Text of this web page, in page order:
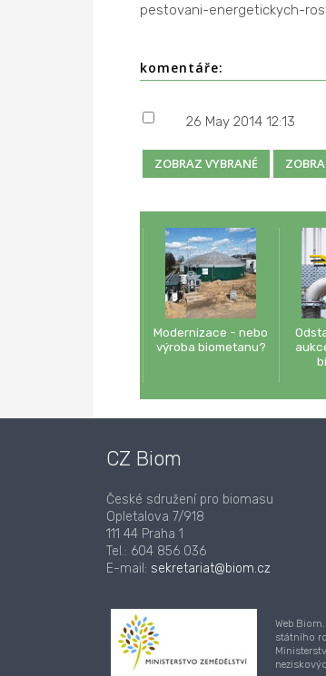
pestovani-energetickych-
komentáře:
26 May 2014 12:13
Modernizace - nebo
výroba biometanu?
CZ Biom
České sdružení pro biomasu
Opletalova 7/918
111 44 Praha 1
Tel.: 604 856 036
E-mail: sekretariat@biom.cz
Web
státního